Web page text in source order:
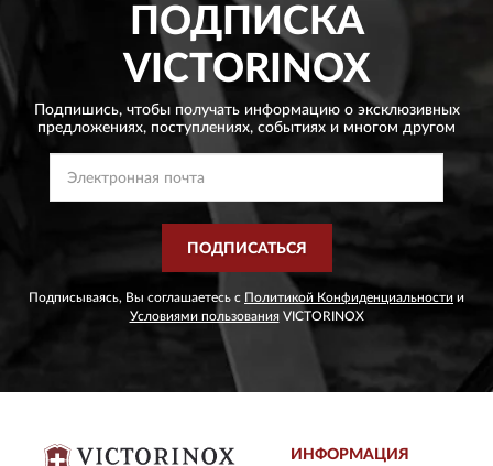
ПОДПИСКА
VICTORINOX
Подпишись, чтобы получать информацию о эксклюзивных
предложениях, поступлениях, событиях и многом другом
ПОДПИСАТЬСЯ
Подписываясь, Вы соглашаетесь с Политикой Конфиденциальности и
Условиями пользованияVICTORINOX
ИНФОРМАЦИЯ